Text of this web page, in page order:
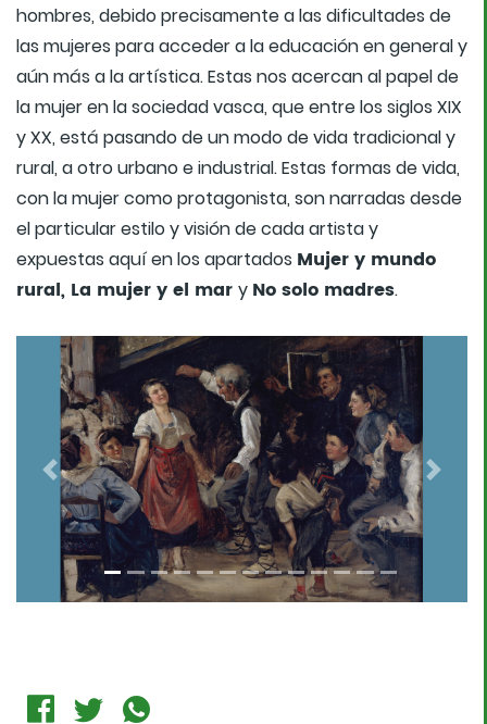
hombres, debido precisamente a las dificultades de
las mujeres para acceder a la educación en general y
aún más a la artística. Estas nos acercan al papel de
la mujer en la sociedad vasca, que entre los siglos XIX
y XX, está pasando de un modo de vida tradicional y
rural, a otro urbano e industrial. Estas formas de vida,
con la mujer como protagonista, son narradas desde
el particular estilo y visión de cada artista y
expuestas aquí en los apartados Mujer y mundo
rural, La mujer y el mar y No solo madres.
Previous Next